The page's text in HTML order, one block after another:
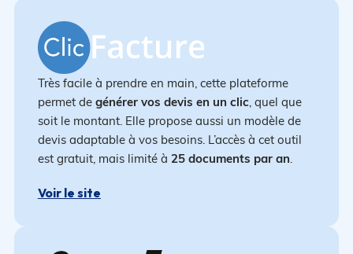
Très facile à prendre en main, cette plateforme
permet de générer vos devis en un clic, quel que
soit le montant. Elle propose aussi un modèle de
devis adaptable à vos besoins. L’accès à cet outil
est gratuit, mais limité à 25 documents par an.
Voir le site